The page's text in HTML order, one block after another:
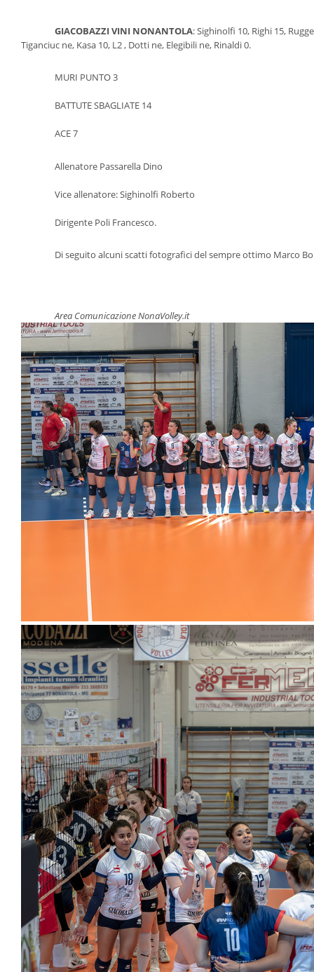
GIACOBAZZI VINI NONANTOLA: Sighinolfi 10, Righi 15,
Tiganciuc ne, Kasa 10, L2 , Dotti ne, Elegibili ne, Rinaldi 0.
		MURI PUNTO 3
		BATTUTE SBAGLIATE 14
		ACE 7
		Allenatore Passarella Dino
		Vice allenatore: Sighinolfi Roberto
		Dirigente Poli Francesco.
Di seguito alcuni scatti fotografici del sempre ottimo Marco
Area Comunicazione NonaVolley.it